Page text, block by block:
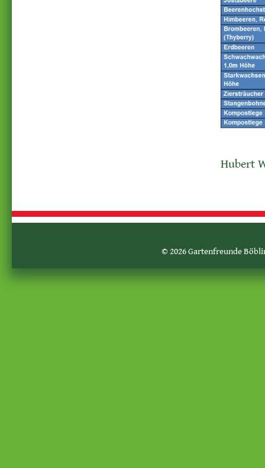
Hubert
© 2026 Gartenfreunde